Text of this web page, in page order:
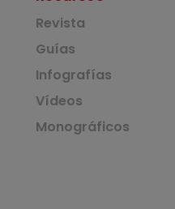
Revista
Guías
Infografías
Vídeos
Monográficos